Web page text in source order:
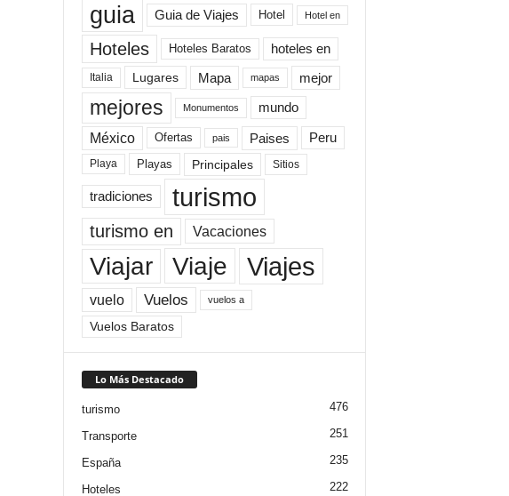
guia Guia de Viajes Hotel Hotel en
Hoteles Hoteles Baratos hoteles en
Italia Lugares Mapa mapas mejor
mejores Monumentos mundo
México Ofertas pais Paises Peru
Playa Playas Principales Sitios
tradiciones turismo
turismo en Vacaciones
Viajar Viaje Viajes
vuelo Vuelos vuelos a
Vuelos Baratos
Lo Más Destacado
turismo 476
Transporte 251
España 235
Hoteles 222